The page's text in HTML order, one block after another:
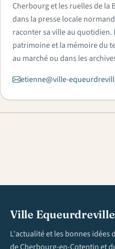
Cherbourg et les ruelles de la
dans la presse locale
raconter sa ville au
patrimoine et la mémoire du
au marché ou dans les
etienne@ville-
Ville Equeurdreville
L'actualité et les bonnes